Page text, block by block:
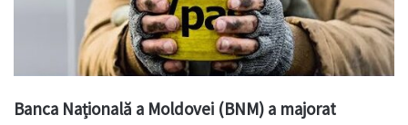
Banca Națională a Moldovei (BNM) a majorat